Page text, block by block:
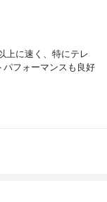
上に速く、特にテレ
パフォーマンスも良好